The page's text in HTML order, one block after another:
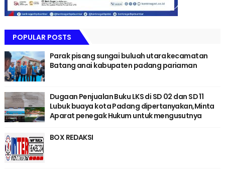
POPULAR POSTS
Parak pisang sungai buluah utara kecamatan
Batang anai kabupaten padang pariaman
Dugaan Penjualan Buku LKS di SD 02 dan SD 11
Lubuk buaya kota Padang dipertanyakan,Minta
Aparat penegak Hukum untuk mengusutnya
BOX REDAKSI